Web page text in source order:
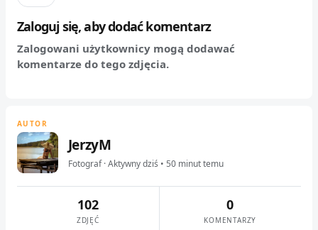
Zaloguj się, aby dodać komentarz
Zalogowani użytkownicy mogą dodawać
komentarze do tego zdjęcia.
AUTOR
JerzyM
Fotograf · Aktywny dziś • 50 minut temu
102
ZDJĘĆ
0
KOMENTARZY